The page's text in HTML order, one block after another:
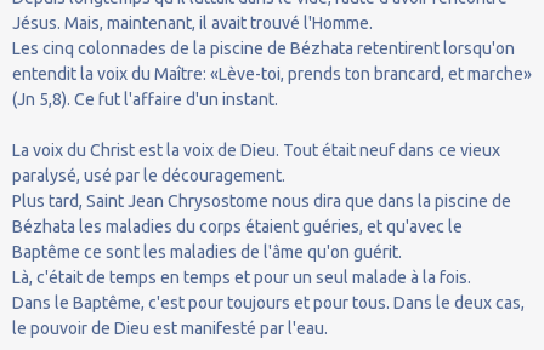
Jésus. Mais, maintenant, il avait trouvé l'Homme.
Les cinq colonnades de la piscine de Bézhata retentirent lorsqu'on
entendit la voix du Maître: «Lève-toi, prends ton brancard, et marche»
(Jn 5,8). Ce fut l'affaire d'un instant.
La voix du Christ est la voix de Dieu. Tout était neuf dans ce vieux
paralysé, usé par le découragement.
Plus tard, Saint Jean Chrysostome nous dira que dans la piscine de
Bézhata les maladies du corps étaient guéries, et qu'avec le
Baptême ce sont les maladies de l'âme qu'on guérit.
Là, c'était de temps en temps et pour un seul malade à la fois.
Dans le Baptême, c'est pour toujours et pour tous. Dans le deux cas,
le pouvoir de Dieu est manifesté par l'eau.